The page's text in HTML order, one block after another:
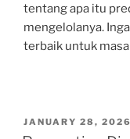
tentang apa itu
mengelolanya.
terbaik untuk
POSTED
ON
JANUARY 28, 2026